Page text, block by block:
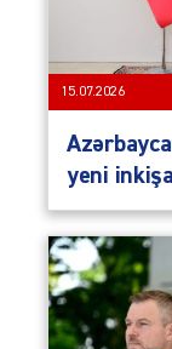
15.07.2026
yeni